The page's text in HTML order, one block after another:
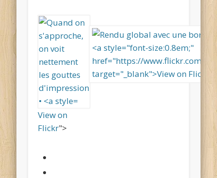
View on
Flickr">